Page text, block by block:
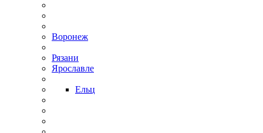
Воронеж
Рязани
Ярославле
Ельц